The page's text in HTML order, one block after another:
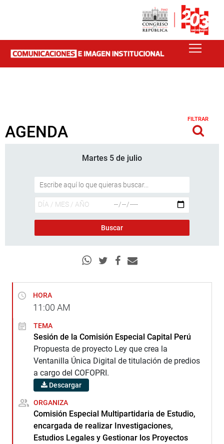
AGENDA
FILTRAR
Martes 5 de julio
HORA
11:00 AM
TEMA
Sesión de la Comisión Especial Capital Perú
Propuesta de proyecto Ley que crea la
Ventanilla Única Digital de titulación de predios
a cargo del COFOPRI.
Descargar
ORGANIZA
Comisión Especial Multipartidaria de Estudio,
encargada de realizar Investigaciones,
Estudios Legales y Gestionar los Proyectos